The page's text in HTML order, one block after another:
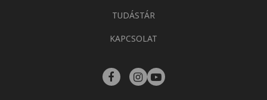
TUDÁSTÁR
KAPCSOLAT